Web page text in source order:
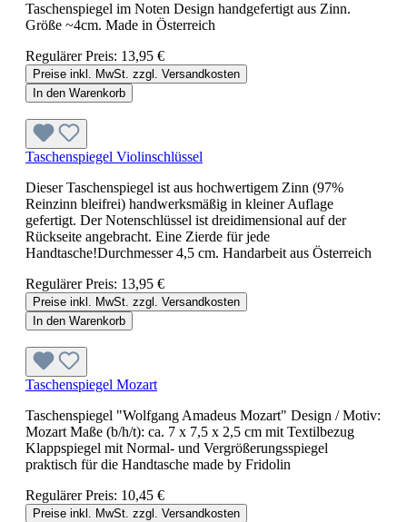
Taschenspiegel im Noten Design handgefertigt aus Zinn.
Größe ~4cm. Made in Österreich
Regulärer Preis: 13,95 €
Preise inkl. MwSt. zzgl. Versandkosten
In den Warenkorb
Taschenspiegel Violinschlüssel
Dieser Taschenspiegel ist aus hochwertigem Zinn (97%
Reinzinn bleifrei) handwerksmäßig in kleiner Auflage
gefertigt. Der Notenschlüssel ist dreidimensional auf der
Rückseite angebracht. Eine Zierde für jede
Handtasche!Durchmesser 4,5 cm. Handarbeit aus Österreich
Regulärer Preis: 13,95 €
Preise inkl. MwSt. zzgl. Versandkosten
In den Warenkorb
Taschenspiegel Mozart
Taschenspiegel "Wolfgang Amadeus Mozart" Design / Motiv:
Mozart Maße (b/h/t): ca. 7 x 7,5 x 2,5 cm mit Textilbezug
Klappspiegel mit Normal- und Vergrößerungsspiegel
praktisch für die Handtasche made by Fridolin
Regulärer Preis: 10,45 €
Preise inkl. MwSt. zzgl. Versandkosten